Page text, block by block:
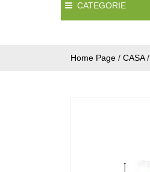
CATEGORIE
Home Page / CASA/